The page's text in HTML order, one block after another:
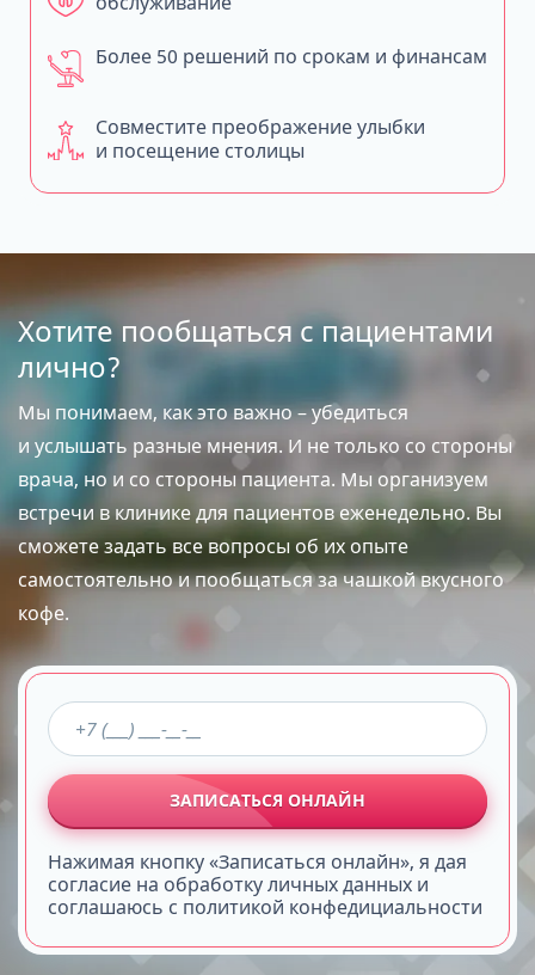
Совместите преображение улыбки
и посещение столицы
Более 50 решений по срокам и финансам
Хотите пообщаться с пациентами
лично?
Мы понимаем, как это важно – убедиться
и услышать разные мнения. И не только со стороны
врача, но и со стороны пациента. Мы организуем
встречи в клинике для пациентов еженедельно. Вы
сможете задать все вопросы об их опыте
самостоятельно и пообщаться за чашкой вкусного
кофе.
ЗАПИСАТЬСЯ ОНЛАЙН
Нажимая кнопку «Записаться онлайн», я дая
согласие на обработку личных данных и
соглашаюсь с политикой конфедициальности